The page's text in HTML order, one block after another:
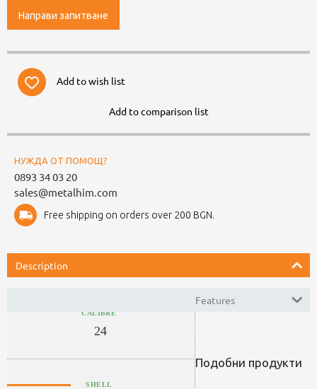
Направи запитване
Add to wish list
Add to comparison list
НУЖДА ОТ ПОМОЩ?
0893 34 03 20
sales@metalhim.com
Free shipping on orders over 200 BGN.
Description
CALIBRE
24
SHELL
Features
Подобни продукти